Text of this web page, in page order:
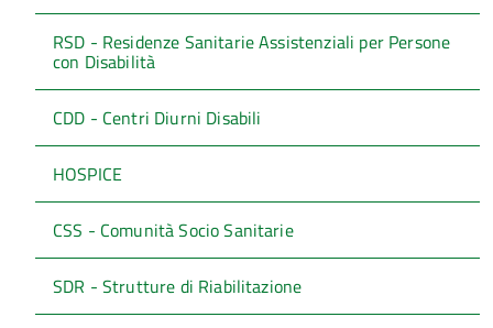
RSD - Residenze Sanitarie Assistenziali per Persone
con Disabilità
CDD - Centri Diurni Disabili
HOSPICE
CSS - Comunità Socio Sanitarie
SDR - Strutture di Riabilitazione